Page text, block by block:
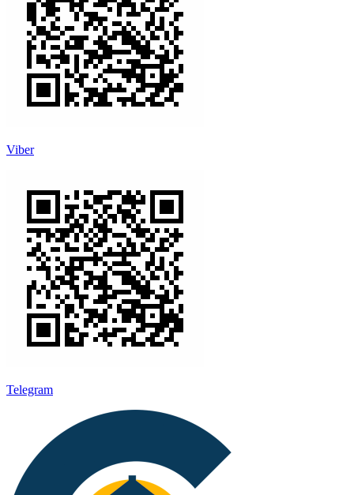
Viber
Telegram